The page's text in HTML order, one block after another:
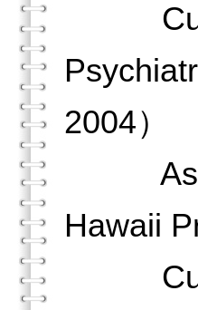
2004）
Asian
Hawaii